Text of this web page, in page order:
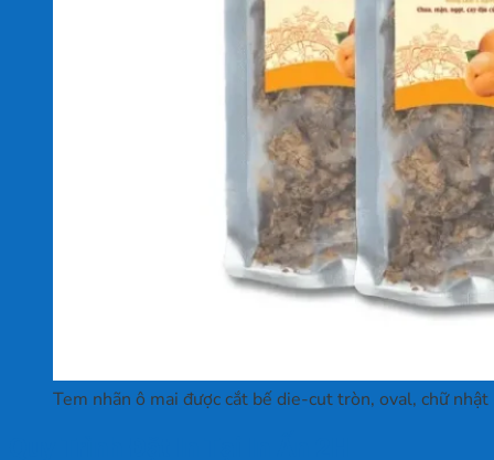
Tem nhãn ô mai được cắt bế die-cut tròn, oval, chữ nhật